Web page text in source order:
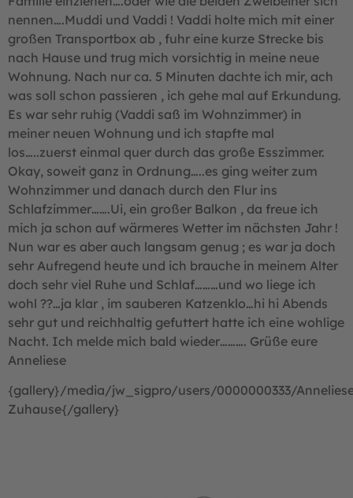
nennen….Muddi und Vaddi ! Vaddi holte mich mit einer
großen Transportbox ab , fuhr eine kurze Strecke bis
nach Hause und trug mich vorsichtig in meine neue
Wohnung. Nach nur ca. 5 Minuten dachte ich mir, ach
was soll schon passieren , ich gehe mal auf Erkundung.
Es war sehr ruhig (Vaddi saß im Wohnzimmer) in
meiner neuen Wohnung und ich stapfte mal
los…..zuerst einmal quer durch das große Esszimmer.
Okay, soweit ganz in Ordnung…..es ging weiter zum
Wohnzimmer und danach durch den Flur ins
Schlafzimmer…….Ui, ein großer Balkon , da freue ich
mich ja schon auf wärmeres Wetter im nächsten Jahr !
Nun war es aber auch langsam genug ; es war ja doch
sehr Aufregend heute und ich brauche in meinem Alter
doch sehr viel Ruhe und Schlaf………und wo liege ich
wohl ??…ja klar , im sauberen Katzenklo…hi hi Abends
sehr gut und reichhaltig gefuttert hatte ich eine wohlige
Nacht. Ich melde mich bald wieder………. Grüße eure
Anneliese
{gallery}/media/jw_sigpro/users/0000000333/
Zuhause{/gallery}